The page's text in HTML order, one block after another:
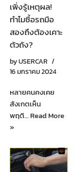
เพิ่งรู้เหตุผล!
ทำไมซื้อรถมือ
สองถึงต้องเคาะ
ตัวถัง?
byUSERCAR
16 มกราคม 2024
หลายคนคงเคย
สังเกตเห็น
พฤติ… Read More
»